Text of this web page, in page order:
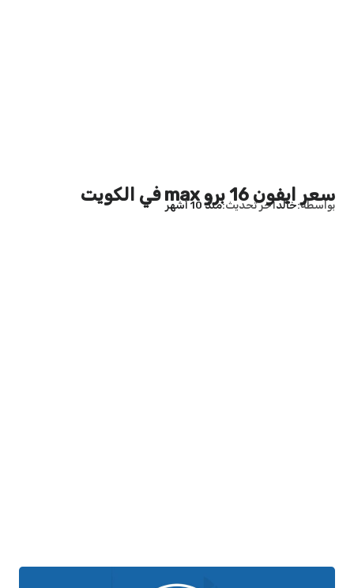
سعر ايفون 16 برو max في الكويت
بواسطة خالدآخر تحديث منذ 10 أشهر